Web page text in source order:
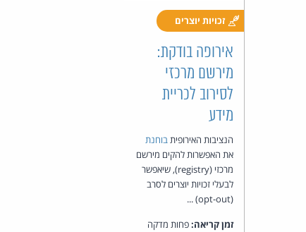
זכויות יוצרים
אירופה בודקת:
מירשם מרכזי
לסירוב לכריית
מידע
הנציבות האירופיתבוחנת
את האפשרות להקים מירשם
מרכזי (registry), שיאפשר
לבעלי זכויות יוצרים לסרב
(opt-out) ...
זמן קריאה:פחות מדקה